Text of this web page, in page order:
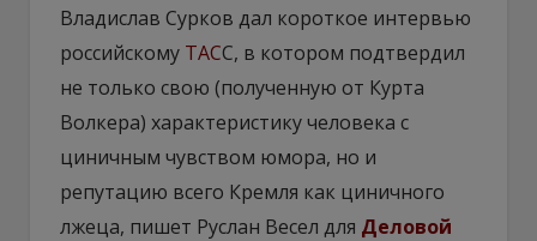
Владислав Сурков дал короткое интервью
российскому ТАСС, в котором подтвердил
не только свою (полученную от Курта
Волкера) характеристику человека с
циничным чувством юмора, но и
репутацию всего Кремля как циничного
лжеца, пишет Руслан Весел для Деловой